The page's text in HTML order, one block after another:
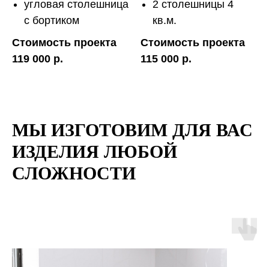
угловая столешница
с бортиком
Стоимость проекта
119 000 р.
2 столешницы 4
кв.м.
Стоимость проекта
115 000 р.
МЫ ИЗГОТОВИМ ДЛЯ ВАС
ИЗДЕЛИЯ ЛЮБОЙ
СЛОЖНОСТИ